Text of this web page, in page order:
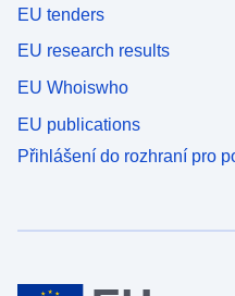
EU tenders
EU research results
EU Whoiswho
EU publications
Přihlášení do rozhraní pro